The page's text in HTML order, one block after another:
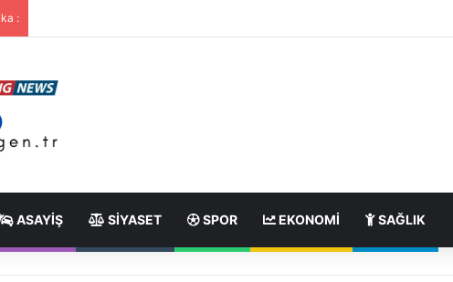
:
ASAYIŞ SIYASET SPOR EKONOMI SAĞLIK